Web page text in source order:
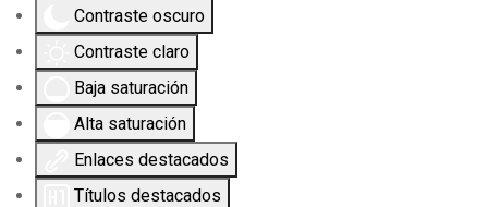
Contraste oscuro
Contraste claro
Baja saturación
Alta saturación
Enlaces destacados
Títulos destacados